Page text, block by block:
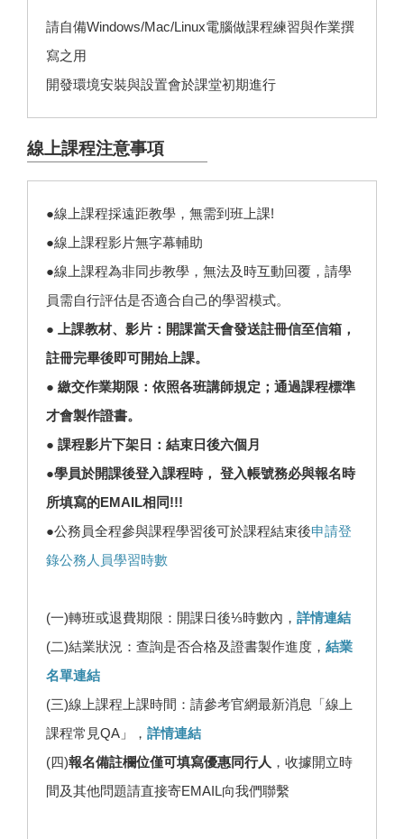
請自備Windows/Mac/Linux電腦做課程練習與作業撰
寫之用
開發環境安裝與設置會於課堂初期進行
線上課程注意事項
●線上課程採遠距教學，無需到班上課!
●線上課程影片無字幕輔助
●線上課程為非同步教學，無法及時互動回覆，請學
員需自行評估是否適合自己的學習模式。
● 上課教材、影片：開課當天會發送註冊信至信箱，
註冊完畢後即可開始上課。
● 繳交作業期限：依照各班講師規定；通過課程標準
才會製作證書。
● 課程影片下架日：結束日後六個月
●學員於開課後登入課程時， 登入帳號務必與報名時
所填寫的EMAIL相同!!!
●公務員全程參與課程學習後可於課程結束後申請登
錄公務人員學習時數
(一)轉班或退費期限：開課日後⅓時數內， 詳情連結
(二)結業狀況：查詢是否合格及證書製作進度， 結業
名單連結
(三)線上課程上課時間：請參考官網最新消息「線上
課程常見QA」， 詳情連結
(四)報名備註欄位僅可填寫優惠同行人 ，收據開立時
間及其他問題請直接寄EMAIL向我們聯繫